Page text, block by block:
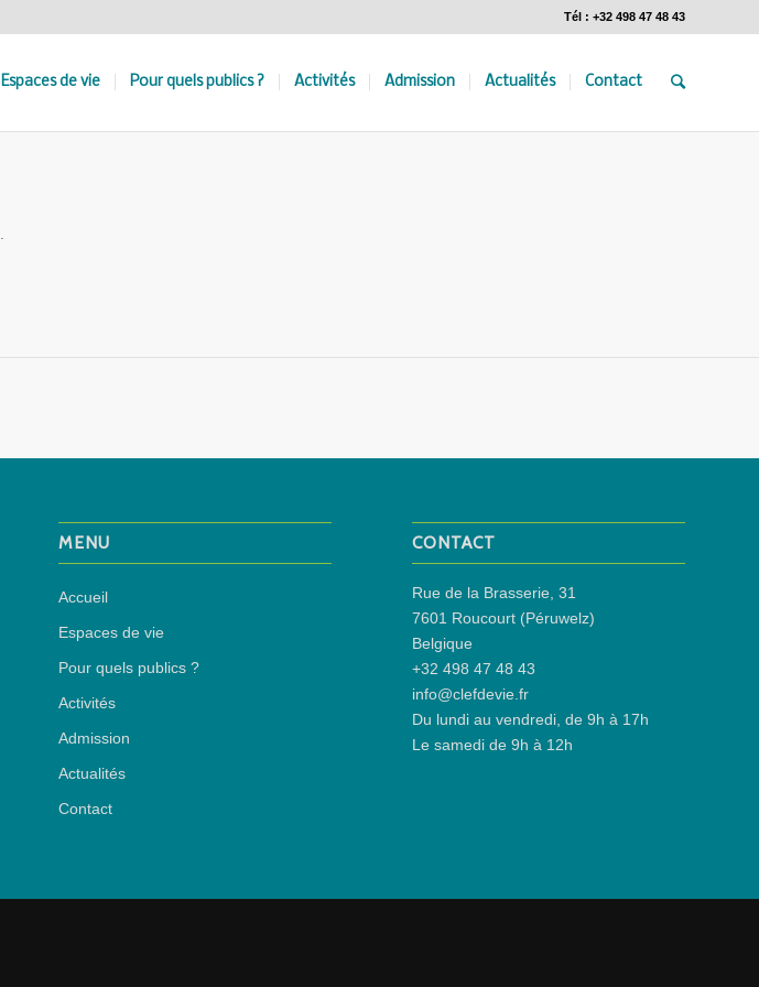
Tél : +32 498 47 48 43
Espaces de vie Pour quels publics ? Activités Admission Actualités Contact
MENU
Accueil
Espaces de vie
Pour quels publics ?
Activités
Admission
Actualités
Contact
CONTACT
Rue de la Brasserie, 31
7601 Roucourt (Péruwelz)
Belgique
+32 498 47 48 43
info@clefdevie.fr
Du lundi au vendredi, de 9h à 17h
Le samedi de 9h à 12h